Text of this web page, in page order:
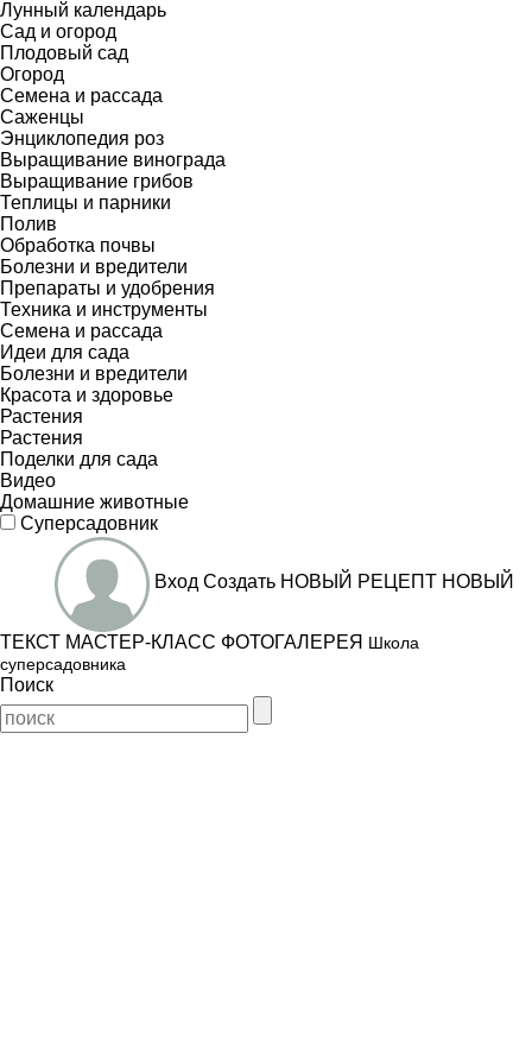
Лунный календарь
Сад и огород
Плодовый сад
Огород
Семена и рассада
Саженцы
Энциклопедия роз
Выращивание винограда
Выращивание грибов
Теплицы и парники
Полив
Обработка почвы
Болезни и вредители
Препараты и удобрения
Техника и инструменты
Семена и рассада
Идеи для сада
Болезни и вредители
Красота и здоровье
Растения
Растения
Поделки для сада
Видео
Домашние животные
Суперсадовник
Вход Создать НОВЫЙ РЕЦЕПТ НОВЫЙ
ТЕКСТ МАСТЕР-КЛАСС ФОТОГАЛЕРЕЯ Школа
суперсадовника
Поиск